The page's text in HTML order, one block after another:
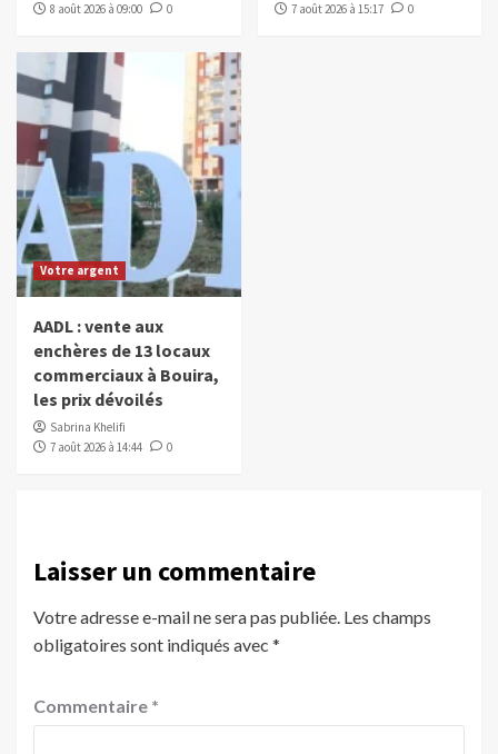
8 août 2026 à 09:00
0
7 août 2026 à 15:17
0
Votre argent
AADL : vente aux
enchères de 13 locaux
commerciaux à Bouira,
les prix dévoilés
Sabrina Khelifi
7 août 2026 à 14:44
0
Laisser un commentaire
Votre adresse e-mail ne sera pas publiée. Les champs
obligatoires sont indiqués avec *
Commentaire *